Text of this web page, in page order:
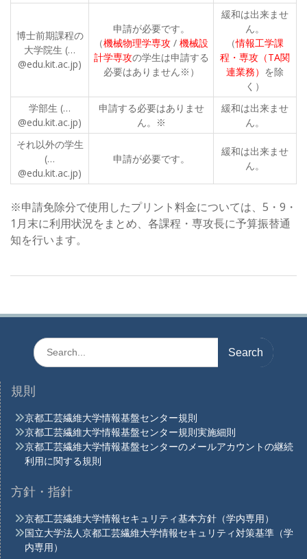
博士前期課程の
大学院生 (…
@edu.kit.ac.jp)
申請が必要です。
（機械物理学専攻 / 機械設
計学専攻の学生は申請する
必要はありません※）
緩和は出来ませ
ん。
（情報工学課
程・専攻（TA関
連業務） を除
く）
学部生 (…
@edu.kit.ac.jp)
申請する必要はありませ
ん。※
緩和は出来ませ
ん。
それ以外の学生
(…
@edu.kit.ac.jp)
申請が必要です。
緩和は出来ませ
ん。
※申請免除分で使用したプリント料金については、5・9・
1月末に利用状況をまとめ、各課程・専攻長に予算振替通
知を行います。
Search
for:
規則
京都工芸繊維大学情報基盤センター規則
京都工芸繊維大学情報基盤センター規則実施細則
京都工芸繊維大学情報基盤センターのメールアカウントの継続
利用に関する規則
方針・指針
京都工芸繊維大学情報セキュリティ基本方針（学内専用）
国立大学法人京都工芸繊維大学情報セキュリティ対策基準（学
内専用）